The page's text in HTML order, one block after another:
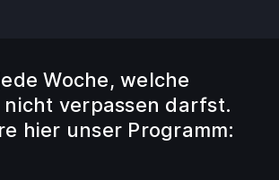
Woche, welche
nicht verpassen darfst.
hier unser Programm: